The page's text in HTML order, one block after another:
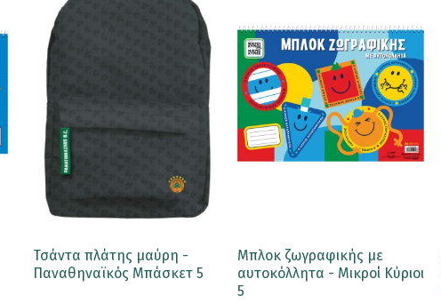
Τσάντα πλάτης μαύρη -
Παναθηναϊκός Μπάσκετ 5
Μπλοκ ζωγραφικής με
αυτοκόλλητα - Μικροί Κύριοι
5